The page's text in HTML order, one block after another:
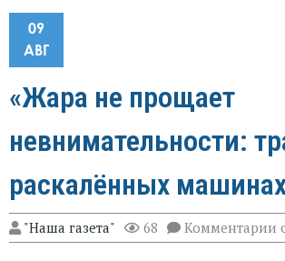
09
АВГ
«Жара не прощает
невнимательности:
раскалённых
"Наша газета" 68 Комментарии к